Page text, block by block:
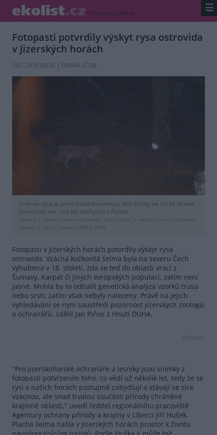
/ kultura / zprávy ☰
Fotopasti potvrdily výskyt rysa ostrovida
v Jizerských horách
20.1.2016 09:32 | PRAHA (ČTK)
Snímek rysa je první fotodokumentací této šelmy na české straně
Jizerských hor, loni byl zachycen v Polsku
Licence |
Všechna práva vyhrazena. Další šíření je možné jen se souhlasem
autora
Zdroj | Hnutí DUHA a AOPK
Fotopasti v Jizerských horách potvrdily výskyt rysa
ostrovida. Vzácná kočkovitá šelma byla na severu Čech
vyhubena v 18. století, zda se teď do oblasti vrací z
Šumavy, Karpat či jiných evropských populací, zatím není
jasné. Mohla by to odhalit genetická analýza vzorků trusu
nebo srsti, zatím však nebyly nalezeny. Právě na jejich
vyhledávání se nyní soustředí pozornost jizerských zoologů
a ochranářů, sdělil Jan Piňos z Hnutí DUHA.
reklama
"Pro jizerskohorské ochranáře a lesníky jsou snímky z
fotopasti potvrzením toho, co vědí už několik let, tedy že se
rysi v našich horách postupně zabydlují a stávají se sice
vzácnou, ale snad trvalou součástí přírody chráněné
krajinné oblasti," uvedl ředitel regionálního pracoviště
Agentury ochrany přírody a krajiny v Liberci Jiří Hušek.
Plachá šelma našla v Jizerských horách prostor k životu